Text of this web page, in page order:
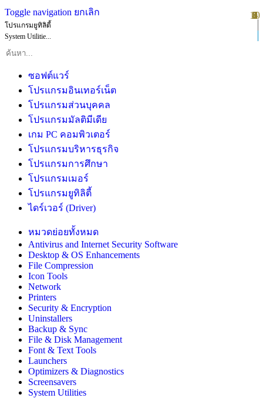
Toggle navigation ยกเลิก
โปรแกรมยูทิลิตี้
System Utilitie...
ซอฟต์แวร์
โปรแกรมอินเทอร์เน็ต
โปรแกรมส่วนบุคคล
โปรแกรมมัลติมีเดีย
เกม PC คอมพิวเตอร์
โปรแกรมบริหารธุรกิจ
โปรแกรมการศึกษา
โปรแกรมเมอร์
โปรแกรมยูทิลิตี้
ไดร์เวอร์ (Driver)
หมวดย่อยทั้งหมด
Antivirus and Internet Security Software
Desktop & OS Enhancements
File Compression
Icon Tools
Network
Printers
Security & Encryption
Uninstallers
Backup & Sync
File & Disk Management
Font & Text Tools
Launchers
Optimizers & Diagnostics
Screensavers
System Utilities
1
2
3
4
5
6
7
8
9
10